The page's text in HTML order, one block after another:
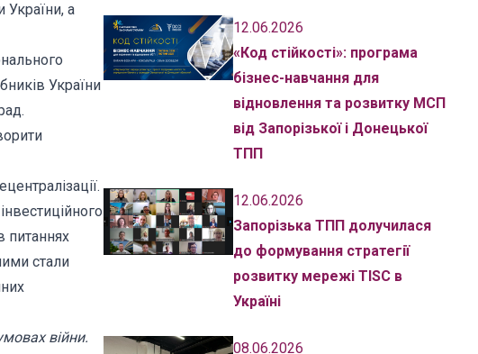
України, а
України
питаннях
стали
війни.
12.06.2026
«Код стійкості»: програма
бізнес-навчання для
відновлення та розвитку МСП
від Запорізької і Донецької
ТПП
12.06.2026
Запорізька ТПП долучилася
до формування стратегії
розвитку мережі TISC в
Україні
08.06.2026